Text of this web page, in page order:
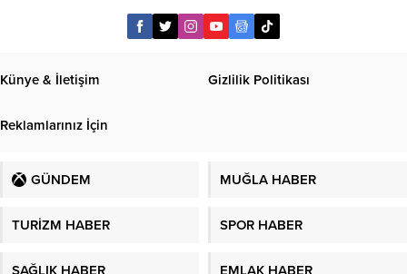
Künye & İletişim Gizlilik Politikası
Reklamlarınız İçin
GÜNDEM MUĞLA HABER
TURİZM HABER SPOR HABER
SAĞLIK HABER EMLAK HABER